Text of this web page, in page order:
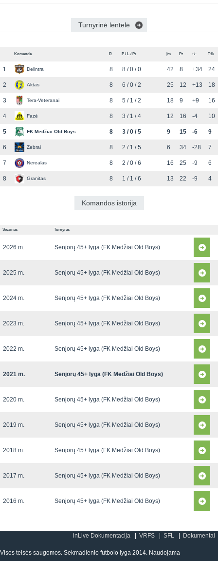
Turnyrinė lentelė
Komanda R P / L / Pr Įm Pr +/- Tšk
1 Delintra 8 8 / 0 / 0 42 8 +34 24
2 Aktas 8 6 / 0 / 2 25 12 +13 18
3 Tera-Veteranai 8 5 / 1 / 2 18 9 +9 16
4 Fazė 8 3 / 1 / 4 12 16 -4 10
5 FK Medžiai Old Boys 8 3 / 0 / 5 9 15 -6 9
6 Zebrai 8 2 / 1 / 5 6 34 -28 7
7 Nerealas 8 2 / 0 / 6 16 25 -9 6
8 Granitas 8 1 / 1 / 6 13 22 -9 4
Komandos istorija
Sezonas Turnyras
2026 m. Senjorų 45+ lyga (FK Medžiai Old Boys)
2025 m. Senjorų 45+ lyga (FK Medžiai Old Boys)
2024 m. Senjorų 45+ lyga (FK Medžiai Old Boys)
2023 m. Senjorų 45+ lyga (FK Medžiai Old Boys)
2022 m. Senjorų 45+ lyga (FK Medžiai Old Boys)
2021 m. Senjorų 45+ lyga (FK Medžiai Old Boys)
2020 m. Senjorų 45+ lyga (FK Medžiai Old Boys)
2019 m. Senjorų 45+ lyga (FK Medžiai Old Boys)
2018 m. Senjorų 45+ lyga (FK Medžiai Old Boys)
2017 m. Senjorų 45+ lyga (FK Medžiai Old Boys)
2016 m. Senjorų 45+ lyga (FK Medžiai Old Boys)
inLive Dokumentacija VRFS SFL Dokumentai
Visos teisės saugomos. Sekmadienio futbolo lyga 2014. Naudojama